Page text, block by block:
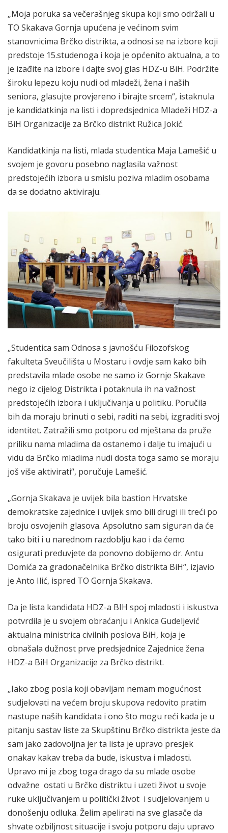
„Moja poruka sa večerašnjeg skupa koji smo održali u
TO Skakava Gornja upućena je većinom svim
stanovnicima Brčko distrikta, a odnosi se na izbore koji
predstoje 15.studenoga i koja je općenito aktualna, a to
je izađite na izbore i dajte svoj glas HDZ-u BiH. Podržite
široku lepezu koju nudi od mladeži, žena i naših
seniora, glasujte provjereno i birajte srcem“, istaknula
je kandidatkinja na listi i dopredsjednica Mladeži HDZ-a
BiH Organizacije za Brčko distrikt Ružica Jokić.
Kandidatkinja na listi, mlada studentica Maja Lamešić u
svojem je govoru posebno naglasila važnost
predstojećih izbora u smislu poziva mladim osobama
da se dodatno aktiviraju.
„Studentica sam Odnosa s javnošću Filozofskog
fakulteta Sveučilišta u Mostaru i ovdje sam kako bih
predstavila mlade osobe ne samo iz Gornje Skakave
nego iz cijelog Distrikta i potaknula ih na važnost
predstojećih izbora i uključivanja u politiku. Poručila
bih da moraju brinuti o sebi, raditi na sebi, izgraditi svoj
identitet. Zatražili smo potporu od mještana da pruže
priliku nama mladima da ostanemo i dalje tu imajući u
vidu da Brčko mladima nudi dosta toga samo se moraju
još više aktivirati“, poručuje Lamešić.
„Gornja Skakava je uvijek bila bastion Hrvatske
demokratske zajednice i uvijek smo bili drugi ili treći po
broju osvojenih glasova. Apsolutno sam siguran da će
tako biti i u narednom razdoblju kao i da ćemo
osigurati preduvjete da ponovno dobijemo dr. Antu
Domića za gradonačelnika Brčko distrikta BiH“, izjavio
je Anto Ilić, ispred TO Gornja Skakava.
Da je lista kandidata HDZ-a BIH spoj mladosti i iskustva
potvrdila je u svojem obraćanju i Ankica Gudeljević
aktualna ministrica civilnih poslova BiH, koja je
obnašala dužnost prve predsjednice Zajednice žena
HDZ-a BiH Organizacije za Brčko distrikt.
„Iako zbog posla koji obavljam nemam mogućnost
sudjelovati na većem broju skupova redovito pratim
nastupe naših kandidata i ono što mogu reći kada je u
pitanju sastav liste za Skupštinu Brčko distrikta jeste da
sam jako zadovoljna jer ta lista je upravo presjek
onakav kakav treba da bude, iskustva i mladosti.
Upravo mi je zbog toga drago da su mlade osobe
odvažne ostati u Brčko distriktu i uzeti život u svoje
ruke uključivanjem u politički život i sudjelovanjem u
donošenju odluka. Želim apelirati na sve glasače da
shvate ozbiljnost situacije i svoju potporu daju upravo